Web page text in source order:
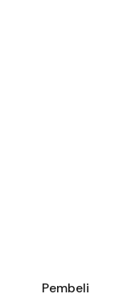
Pembeli